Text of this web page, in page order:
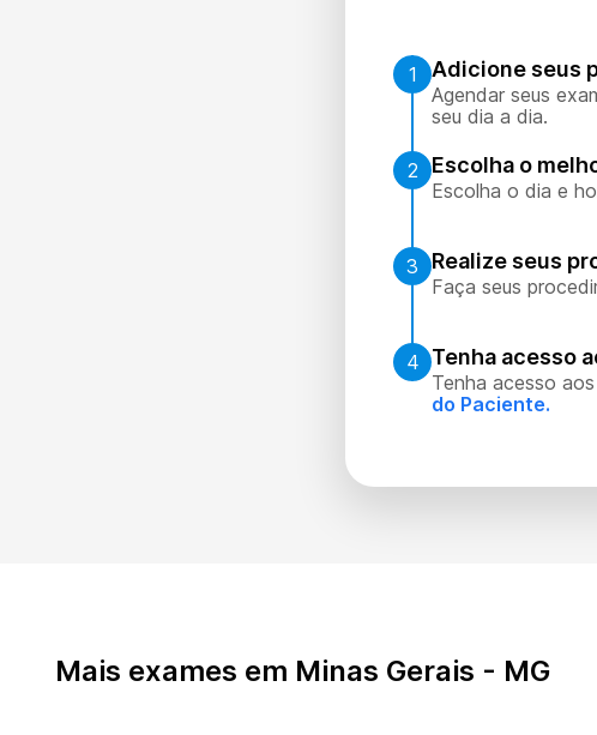
1 Adicione seus
Agendar seus
seu dia a dia.
2 Escolha o
Escolha o dia e
3 Realize seus
Faça seus
4 Tenha acesso
Tenha acesso
do Paciente.
Mais exames em Minas Gerais - MG